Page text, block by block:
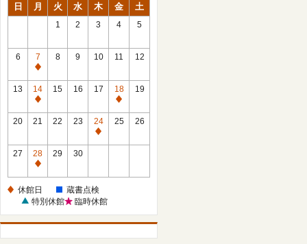
日 月 火 水 木 金 土
1 2 3 4 5
6
7
休
館
日
8 9 10 11 12
13
14
休
館
15 16 17
18
休
館
19
20 21 22 23
24
休
25 26
27
28
休
日
29 30
休館日
蔵書点検
特別休館
臨時休館